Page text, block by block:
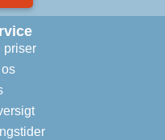
priser